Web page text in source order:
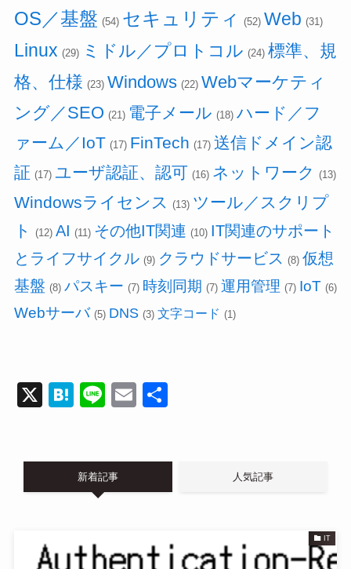
e
n
a
e
ail
OS／基盤 (54) セキュリティ (52) Web (31)
Linux (29) ミドル／プロトコル (24) 標準、規
格、仕様 (23) Windows (22) Webマーケティ
ング／SEO (21) 電子メール (18) ハード／フ
ァーム／IoT (17) FinTech (17) 送信ドメイン認
証 (17) ユーザ認証、認可 (16) ネットワーク (13)
Windowsライセンス (13) ツール／スクリプ
ト
(12) AI (11) その他IT関連 (10) IT関連のサポート
とライフサイクル (9) クラウドサービス (8) 仮想
基盤 (8) パスキー (7) 時刻同期 (7) 運用管理 (7) IoT (6)
Webサーバ (5) DNS (3) 文字コード (1)
X
H
n
a
Li
E
新着記事 人気記事
IT